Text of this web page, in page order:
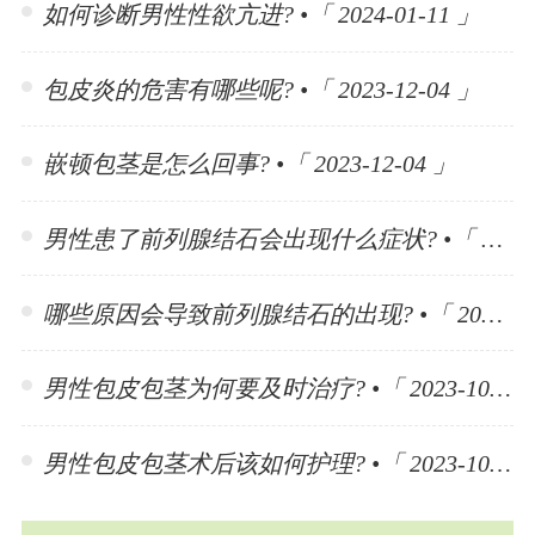
如何诊断男性性欲亢进? •「 2024-01-11 」
包皮炎的危害有哪些呢? •「 2023-12-04 」
嵌顿包茎是怎么回事? •「 2023-12-04 」
男性患了前列腺结石会出现什么症状? •「 2023-11-10 」
哪些原因会导致前列腺结石的出现? •「 2023-11-10 」
男性包皮包茎为何要及时治疗? •「 2023-10-30 」
男性包皮包茎术后该如何护理? •「 2023-10-30 」